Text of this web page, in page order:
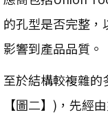
的孔型是否完整
影響到產品品質。
至於結構較複雜
【圖二】)，先經